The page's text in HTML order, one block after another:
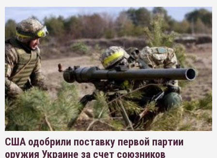
США одобрили поставку первой партии
оружия Украине за счет союзников